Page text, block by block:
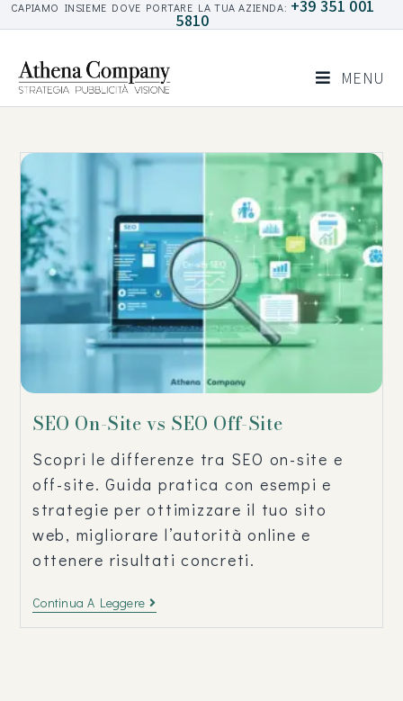
CAPIAMO INSIEME DOVE PORTARE LA TUA AZIENDA: +39 351 001
5810
MENU
SEO On-Site vs SEO Off-Site
Scopri le differenze tra SEO on-site e
off-site. Guida pratica con esempi e
strategie per ottimizzare il tuo sito
web, migliorare l’autorità online e
ottenere risultati concreti.
Continua A Leggere